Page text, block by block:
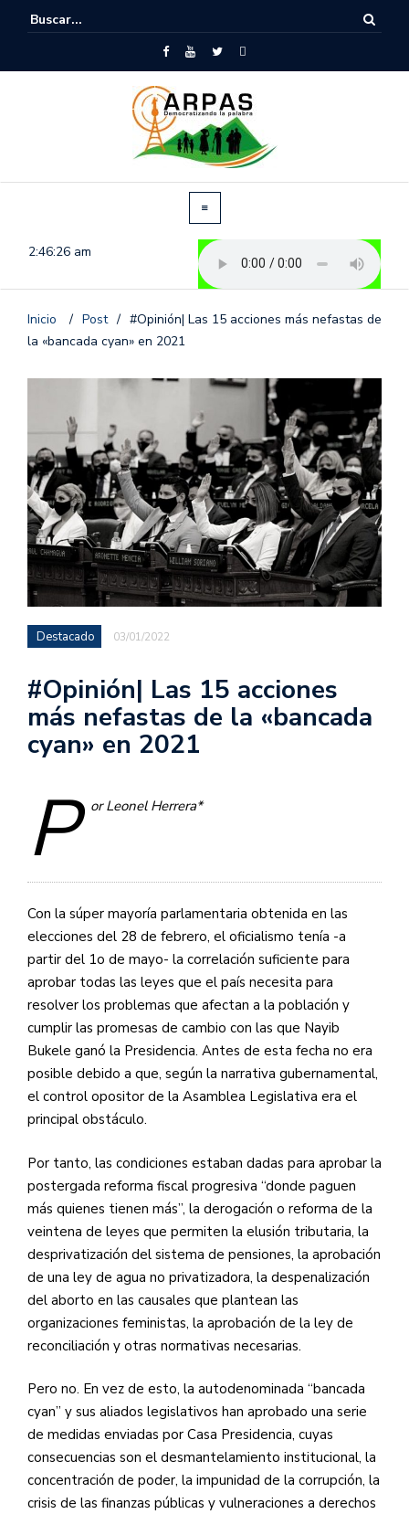
2:46:27 am
Inicio / Post / #Opinión| Las 15 acciones más nefastas de
la «bancada cyan» en 2021
Destacado 03/01/2022
#Opinión| Las 15 acciones
más nefastas de la «bancada
cyan» en 2021
P or Leonel Herrera*
Con la súper mayoría parlamentaria obtenida en las
elecciones del 28 de febrero, el oficialismo tenía -a
partir del 1o de mayo- la correlación suficiente para
aprobar todas las leyes que el país necesita para
resolver los problemas que afectan a la población y
cumplir las promesas de cambio con las que Nayib
Bukele ganó la Presidencia. Antes de esta fecha no era
posible debido a que, según la narrativa gubernamental,
el control opositor de la Asamblea Legislativa era el
principal obstáculo.
Por tanto, las condiciones estaban dadas para aprobar la
postergada reforma fiscal progresiva “donde paguen
más quienes tienen más”, la derogación o reforma de la
veintena de leyes que permiten la elusión tributaria, la
desprivatización del sistema de pensiones, la aprobación
de una ley de agua no privatizadora, la despenalización
del aborto en las causales que plantean las
organizaciones feministas, la aprobación de la ley de
reconciliación y otras normativas necesarias.
Pero no. En vez de esto, la autodenominada “bancada
cyan” y sus aliados legislativos han aprobado una serie
de medidas enviadas por Casa Presidencia, cuyas
consecuencias son el desmantelamiento institucional, la
concentración de poder, la impunidad de la corrupción, la
crisis de las finanzas públicas y vulneraciones a derechos